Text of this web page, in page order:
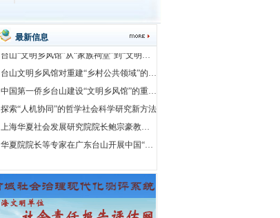
最新信息
台山文明乡风馆建设的重要启示：农村文明实践站必须融入文明乡风馆建设
探索“人机协同”的哲学社会科学研究新方法
华夏院院长等专家继续在孟连调研
华夏院院长等专家继续在西盟调研
华夏院院长等专家到西盟佤族自治县勐梭镇、勐卡镇、马散村永俄寨等调研